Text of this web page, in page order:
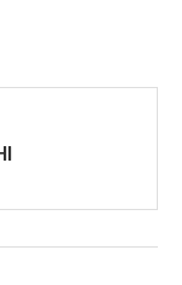
বাঃ – ০২